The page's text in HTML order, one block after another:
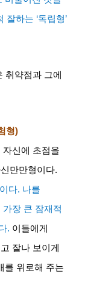
잘하는 ‘독립형’
취약점과 그에
형)
자신에 초점을
만만형이다.
이다. 나를
장 큰 잠재적
. 이들에게
잘나 보이게
를 위로해 주는